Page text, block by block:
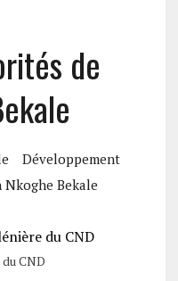
de
Développement
Nkoghe Bekale
CND